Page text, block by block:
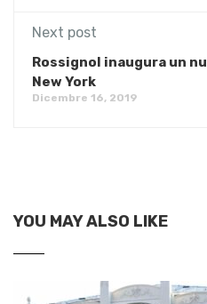
Next post
Rossignol inaugura un
New York
Dicembre 16, 2019
YOU MAY ALSO LIKE